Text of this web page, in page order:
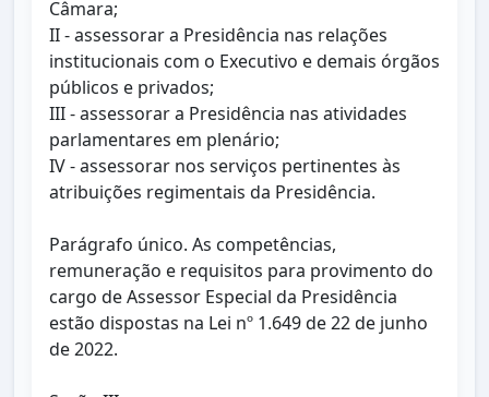
Câmara;
II - assessorar a Presidência nas relações
institucionais com o Executivo e demais órgãos
públicos e privados;
III - assessorar a Presidência nas atividades
parlamentares em plenário;
IV - assessorar nos serviços pertinentes às
atribuições regimentais da Presidência.
Parágrafo único. As competências,
remuneração e requisitos para provimento do
cargo de Assessor Especial da Presidência
estão dispostas na Lei nº 1.649 de 22 de junho
de 2022.